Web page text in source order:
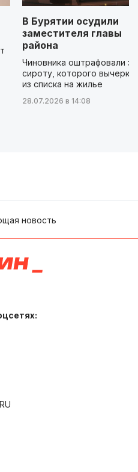
В Бурятии осудили
заместителя главы
района
Чиновника оштрафовали за
сироту, которого
из списка на жилье
28.07.2026 в 14:08
новость